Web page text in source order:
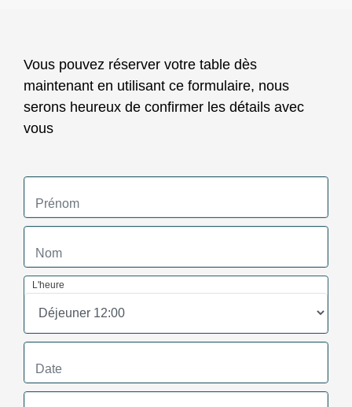
Vous pouvez réserver votre table dès
maintenant en utilisant ce formulaire, nous
serons heureux de confirmer les détails avec
vous
L'heure